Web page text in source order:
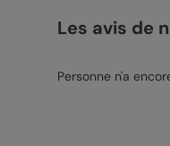
Les avis de
Personne n'a